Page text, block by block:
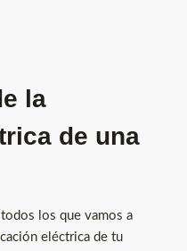
la
de una
los que vamos a
eléctrica de tu